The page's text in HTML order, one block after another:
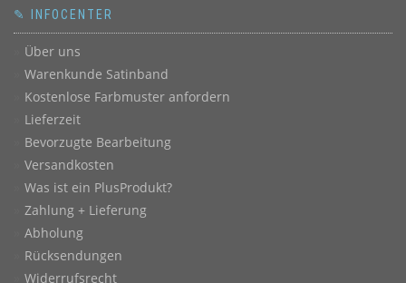
✎ INFOCENTER
Über uns
Warenkunde Satinband
Kostenlose Farbmuster anfordern
Lieferzeit
Bevorzugte Bearbeitung
Versandkosten
Was ist ein PlusProdukt?
Zahlung + Lieferung
Abholung
Rücksendungen
Widerrufsrecht